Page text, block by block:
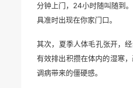
分钟上门，24小时随叫随到
具准时出现在你家门口。
其次，夏季人体毛孔张开，
有效排出积攒在体内的湿寒
调病带来的僵硬感。